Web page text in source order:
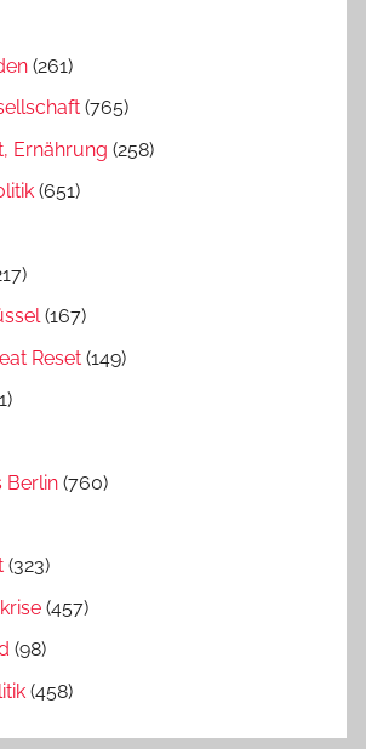
(261)
(765)
Ernährung (258)
(651)
(167)
Reset (149)
Berlin (760)
(323)
(457)
(98)
(458)